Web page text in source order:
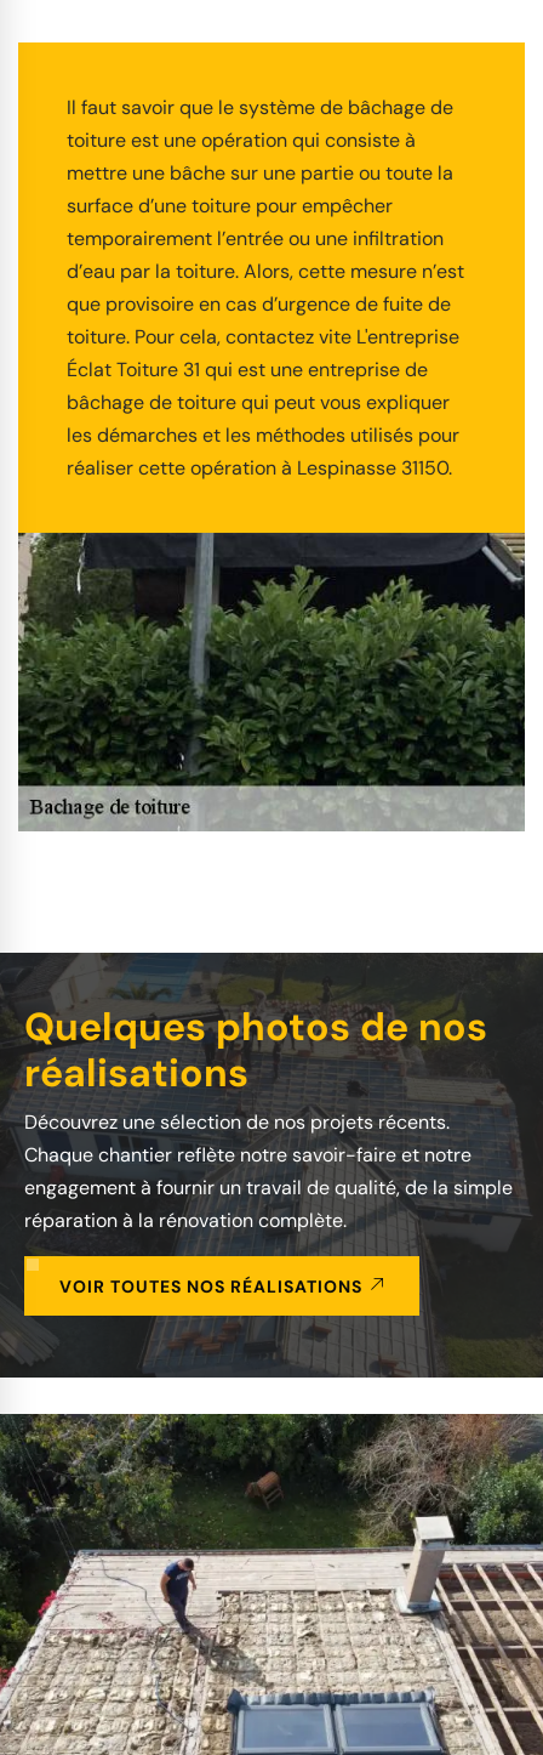
Il faut savoir que le système de bâchage de
toiture est une opération qui consiste à
mettre une bâche sur une partie ou toute la
surface d’une toiture pour empêcher
temporairement l’entrée ou une infiltration
d’eau par la toiture. Alors, cette mesure n’est
que provisoire en cas d’urgence de fuite de
toiture. Pour cela, contactez vite L'entreprise
Éclat Toiture 31 qui est une entreprise de
bâchage de toiture qui peut vous expliquer
les démarches et les méthodes utilisés pour
réaliser cette opération à Lespinasse 31150.
Quelques photos de nos
réalisations
Découvrez une sélection de nos projets récents.
Chaque chantier reflète notre savoir-faire et notre
engagement à fournir un travail de qualité, de la simple
réparation à la rénovation complète.
VOIR TOUTES NOS RÉALISATIONS